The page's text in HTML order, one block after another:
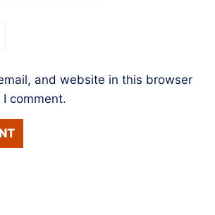
and website in this browser
comment.